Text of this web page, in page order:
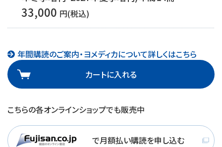
33,000 円(税込)
年間購読のご案内・ヨメディカについて詳しくはこちら
カートに入れる
こちらの各オンラインショップでも販売中
で月額払い購読を申し込む